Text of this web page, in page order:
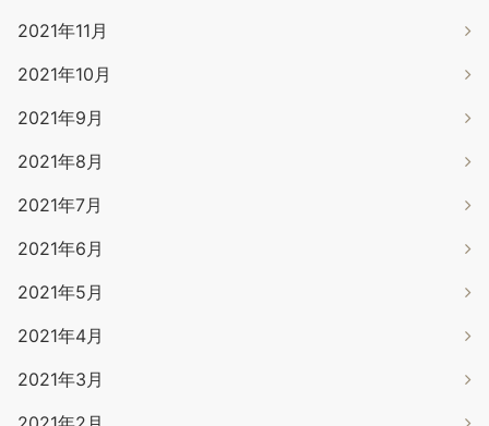
2021年11月
2021年10月
2021年9月
2021年8月
2021年7月
2021年6月
2021年5月
2021年4月
2021年3月